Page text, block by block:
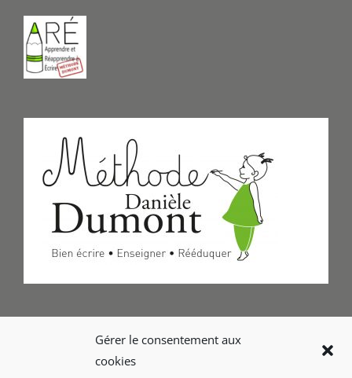
Gérer le consentement aux
cookies
Formulaire de Contact